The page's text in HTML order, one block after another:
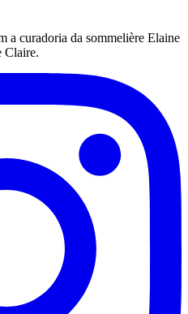
a curadoria da sommelière Elaine
Claire.